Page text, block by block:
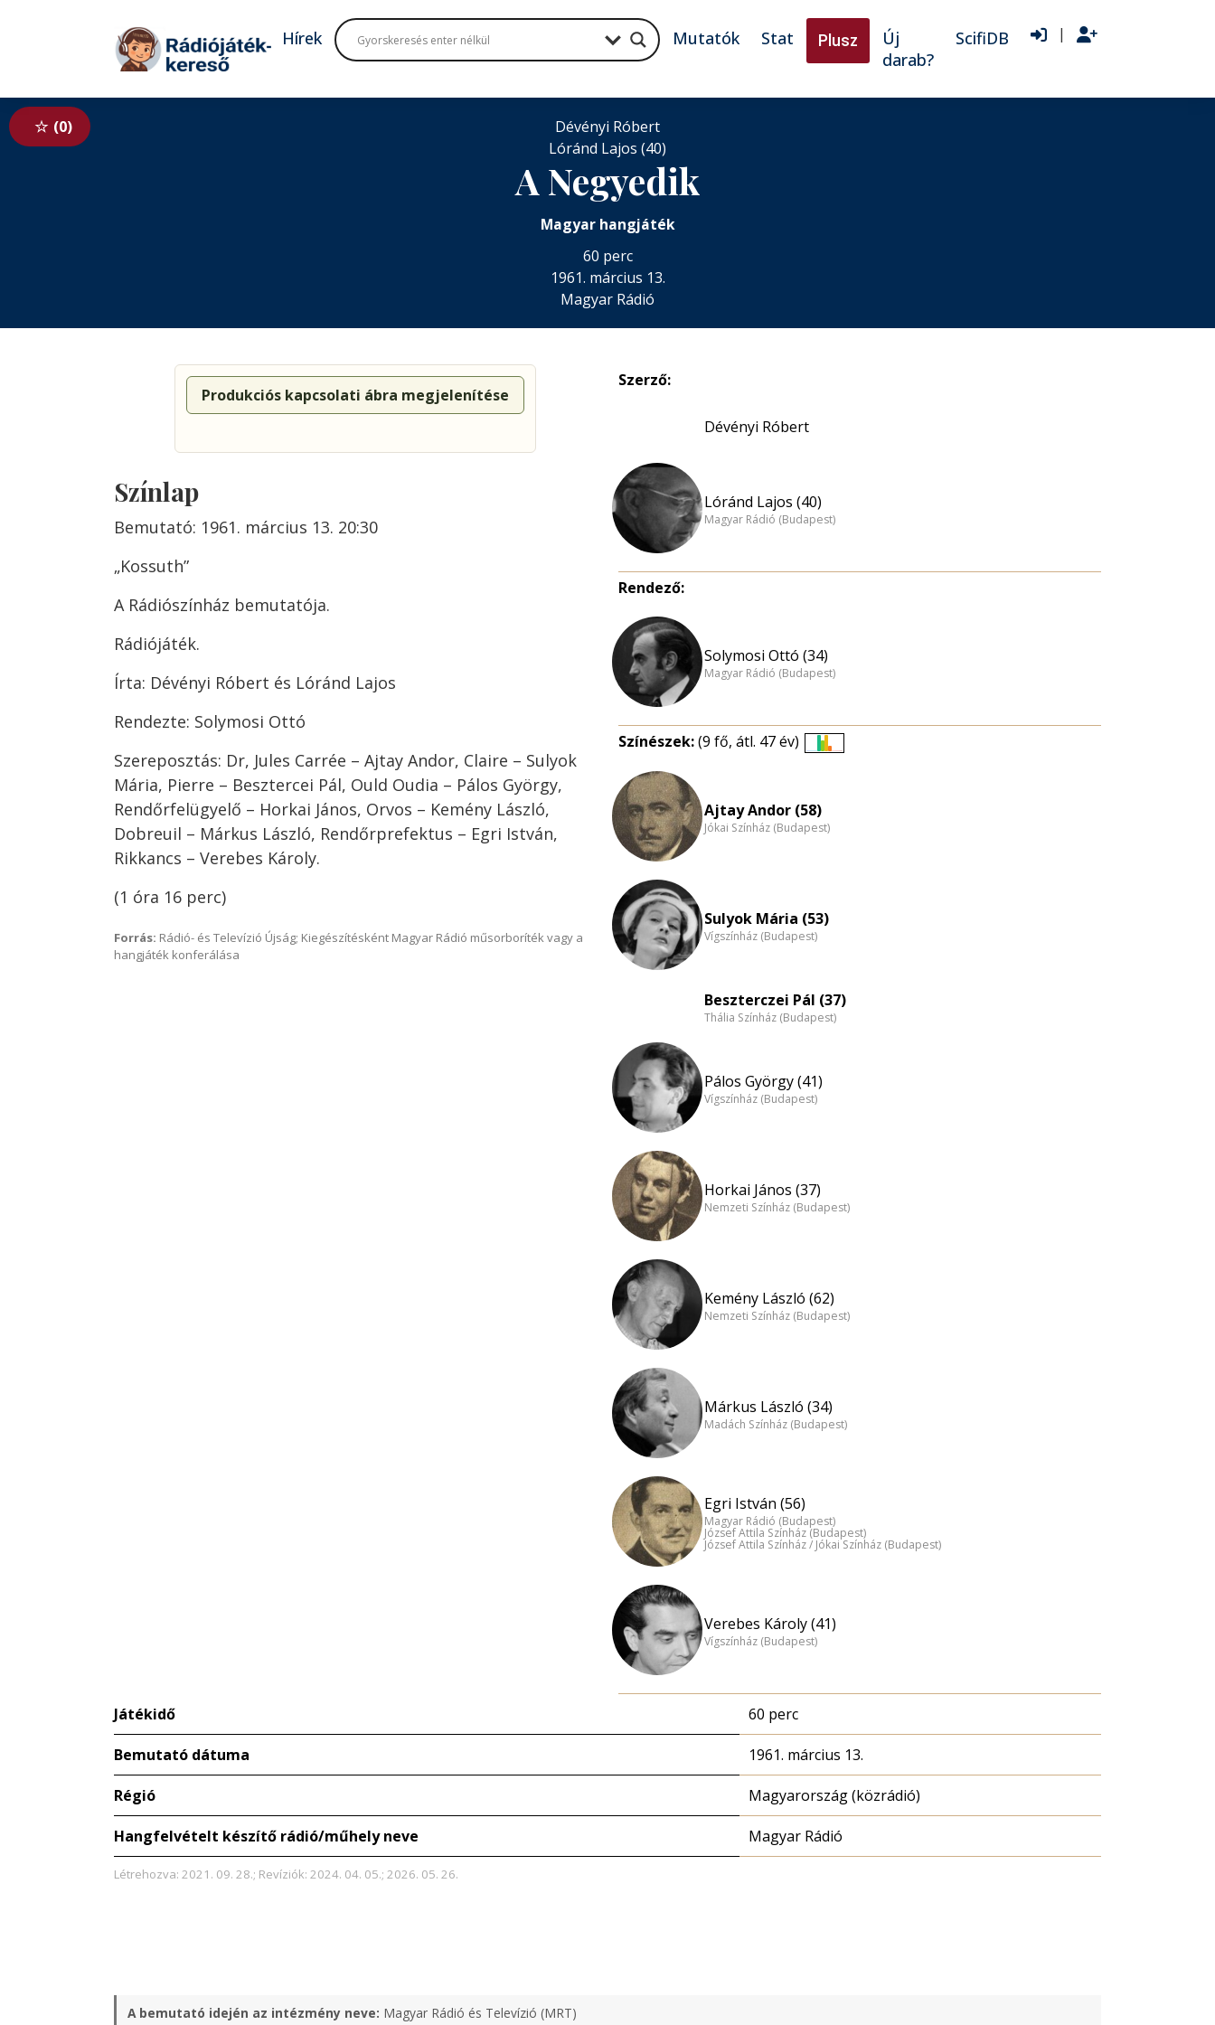
Tovább a tartalomhoz
Hírek Mutatók Stat Plusz
Új
darab?
ScifiDB |
0
Dévényi Róbert
Lóránd Lajos (40)
A Negyedik
Magyar hangjáték
60 perc
1961. március 13.
Magyar Rádió
Produkciós kapcsolati ábra megjelenítése
Színlap
Bemutató: 1961. március 13. 20:30
„Kossuth”
A Rádiószínház bemutatója.
Rádiójáték.
Írta: Dévényi Róbert és Lóránd Lajos
Rendezte: Solymosi Ottó
Szereposztás: Dr, Jules Carrée – Ajtay Andor, Claire – Sulyok
Mária, Pierre – Besztercei Pál, Ould Oudia – Pálos György,
Rendőrfelügyelő – Horkai János, Orvos – Kemény László,
Dobreuil – Márkus László, Rendőrprefektus – Egri István,
Rikkancs – Verebes Károly.
(1 óra 16 perc)
Forrás: Rádió- és Televízió Újság; Kiegészítésként Magyar Rádió műsorboríték vagy a
hangjáték konferálása
Szerző:
Dévényi Róbert
Lóránd Lajos (40)
Magyar Rádió (Budapest)
Rendező:
Solymosi Ottó (34)
Magyar Rádió (Budapest)
Színészek:(9 fő, átl. 47 év)
Ajtay Andor (58)
Jókai Színház (Budapest)
Sulyok Mária (53)
Vígszínház (Budapest)
Beszterczei Pál (37)
Thália Színház (Budapest)
Pálos György (41)
Vígszínház (Budapest)
Horkai János (37)
Nemzeti Színház (Budapest)
Kemény László (62)
Nemzeti Színház (Budapest)
Márkus László (34)
Madách Színház (Budapest)
Egri István (56)
Magyar Rádió (Budapest)
József Attila Színház (Budapest)
József Attila Színház / Jókai Színház (Budapest)
Verebes Károly (41)
Vígszínház (Budapest)
Játékidő 60 perc
Bemutató dátuma 1961. március 13.
Régió Magyarország (közrádió)
Hangfelvételt készítő rádió/műhely neve Magyar Rádió
Létrehozva: 2021. 09. 28.; Revíziók: 2024. 04. 05.; 2026. 05. 26.
A bemutató idején az intézmény neve: Magyar Rádió és Televízió (MRT)